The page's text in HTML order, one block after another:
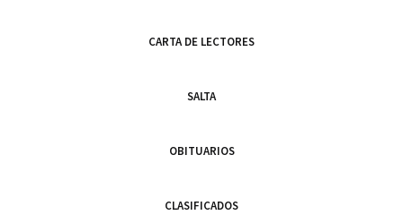
CARTA DE LECTORES
SALTA
OBITUARIOS
CLASIFICADOS